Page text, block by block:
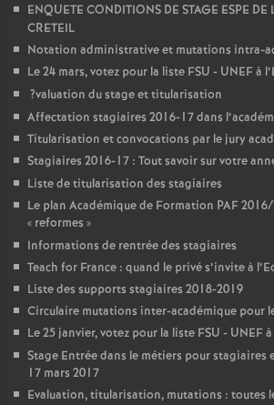
ENQUETE CONDITIONS DE STAGE ESPE DE
CRETEIL
Notation administrative et mutations intra-
Le 24 mars, votez pour la liste FSU - UNEFà l’
?valuation du stage et titularisation
Affectation stagiaires 2016-17 dans
Titularisation et convocations par le jury
Stagiaires 2016-17 : Tout savoir sur votre
Liste de titularisation des stagiaires
Le plan Académique de Formation PAF
« reformes »
Informations de rentrée des stagiaires
Teach for France : quand le privé s’invite à
Liste des supports stagiaires 2018-2019
Circulaire mutations inter-académique pour
Le 25 janvier, votez pour la liste FSU - UNEFà
Stage Entrée dans le métiers pour stagiaires
17 mars 2017
Evaluation, titularisation, mutations : toutes